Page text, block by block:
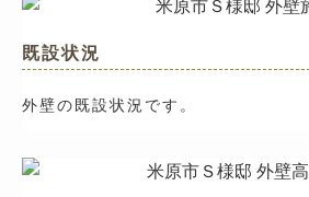
既設状況
外壁の既設状況です。